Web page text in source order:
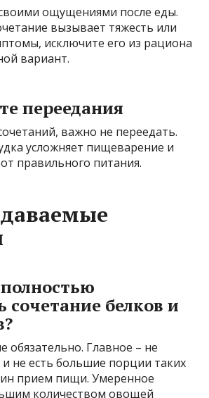
ощущениями после еды.
вызывает тяжесть или
исключите его из рациона
вариант.
переедания
важно не переедать.
усложняет пищеварение и
правильного питания.
сочетание белков и
обязательно. Главное – не
и не есть большие порции таких
прием пищи. Умеренное
количеством овощей